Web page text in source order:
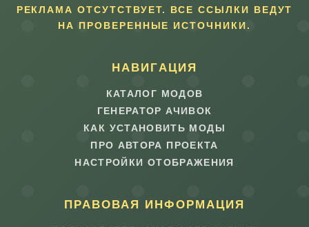
РЕКЛАМА ОТСУТСТВУЕТ. ВСЕ ССЫЛКИ ВЕДУТ
НА ПРОВЕРЕННЫЕ ИСТОЧНИКИ.
НАВИГАЦИЯ
КАТАЛОГ МОДОВ
ГЕНЕРАТОР АЧИВОК
КАК УСТАНОВИТЬ МОДЫ
ПРО АВТОРА ПРОЕКТА
НАСТРОЙКИ ОТОБРАЖЕНИЯ
ПРАВОВАЯ ИНФОРМАЦИЯ